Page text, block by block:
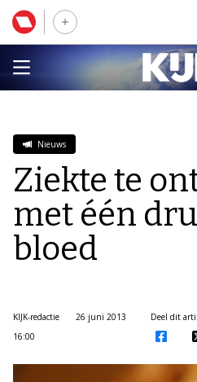
Nieuws
Ziekte te
met één
bloed
KIJK-redactie
26 juni 2013
16:00
Deel dit